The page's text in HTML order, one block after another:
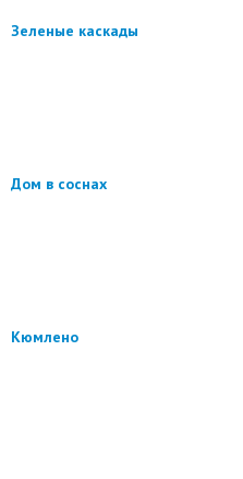
Зеленые каскады
Дом в соснах
Кюмлено